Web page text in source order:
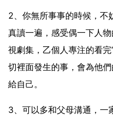
2、你無所事事的時候，不
真讀一遍，感受偶一下人
視劇集，乙個人專注的看
切裡面發生的事，會為他
給自己。
3、可以多和父母溝通，一